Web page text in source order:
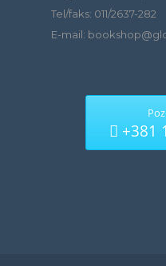
Tel/faks: 011/2637-282
E-mail:
+381